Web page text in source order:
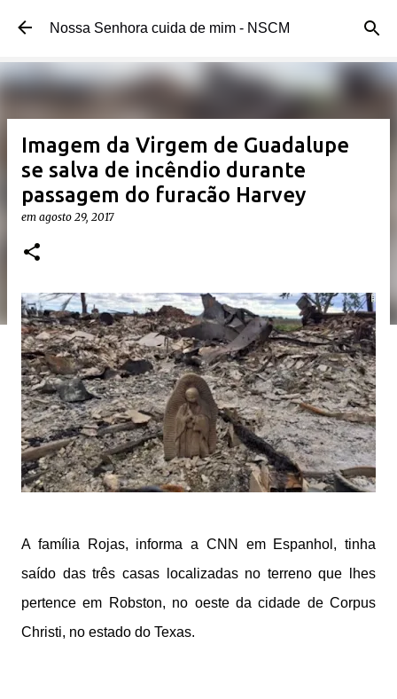
Pular para o conteúdo principal
Nossa Senhora cuida de mim - NSCM
Imagem da Virgem de Guadalupe
se salva de incêndio durante
passagem do furacão Harvey
em agosto 29, 2017
A família Rojas, informa a CNN em Espanhol, tinha
saído das três casas localizadas no terreno que lhes
pertence em Robston, no oeste da cidade de Corpus
Christi, no estado do Texas.